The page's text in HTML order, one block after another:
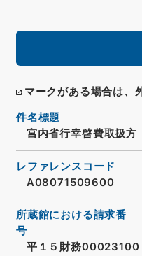
マークがある場合は、
件名標題
宮内省行幸啓費取扱方
レファレンスコード
A08071509600
所蔵館における請求番
号
平１５財務00023100